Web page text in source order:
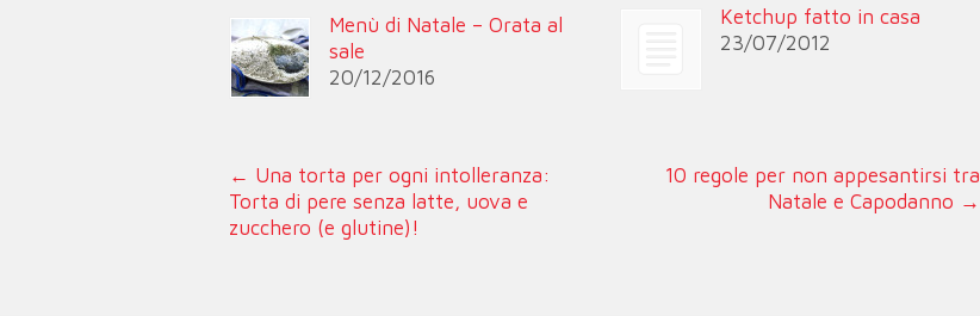
Menù di Natale – Orata al
sale
20/12/2016
Ketchup fatto in casa
23/07/2012
← Una torta per ogni intolleranza:
Torta di pere senza latte, uova e
zucchero (e glutine)!
10 regole per non appesantirsi tra
Natale e Capodanno →